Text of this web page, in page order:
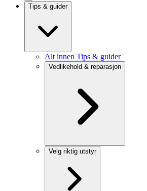
Tips & guider
Alt innen Tips & guider
Vedlikehold & reparasjon
Velg riktig utstyr